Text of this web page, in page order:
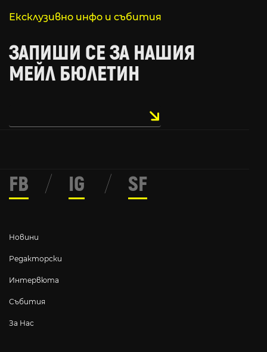
Ексклузивно инфо и събития
ЗАПИШИ СЕ ЗА НАШИЯ
МЕЙЛ БЮЛЕТИН
Новини
Редакторски
Интервюта
Събития
За Нас
FB / IG / SF